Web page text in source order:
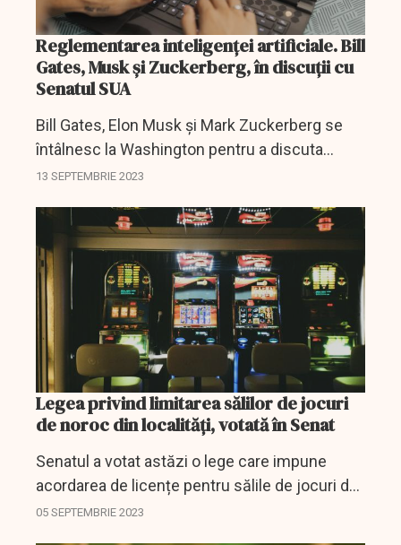
Reglementarea inteligenței artificiale. Bill
Gates, Musk și Zuckerberg, în discuții cu
Senatul SUA
Bill Gates, Elon Musk și Mark Zuckerberg se
întâlnesc la Washington pentru a discuta
despre viitoarele reglementări privind
13 SEPTEMBRIE 2023
Legea privind limitarea sălilor de jocuri
de noroc din localități, votată în Senat
Senatul a votat astăzi o lege care impune
acordarea de licențe pentru sălile de jocuri de
noroc în funcție de numărul locuitorilor din
05 SEPTEMBRIE 2023